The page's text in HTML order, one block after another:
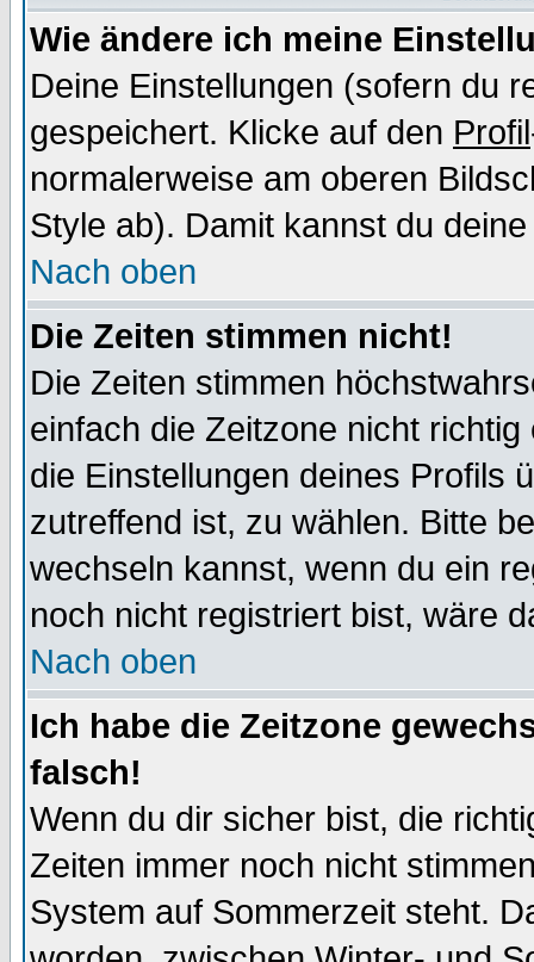
Wie ändere ich meine
Deine Einstellungen (sofern du
gespeichert. Klicke auf den Profil
normalerweise am oberen
Style ab). Damit kannst du
Nach oben
Die Zeiten stimmen nicht!
Die Zeiten stimmen
einfach die Zeitzone nicht
die Einstellungen deines Profils
zutreffend ist, zu wählen. Bitte
wechseln kannst, wenn du ein
noch nicht registriert bist, wäre
Nach oben
Ich habe die Zeitzone
falsch!
Wenn du dir sicher bist, die
Zeiten immer noch nicht
System auf Sommerzeit steht.